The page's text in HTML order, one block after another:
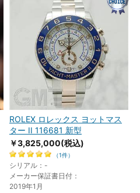
ROLEX ロレックス ヨットマス
ター II 116681 新型
￥3,825,000(税込)
（1件）
シリアル：-
メーカー保証書日付：
2019年1月